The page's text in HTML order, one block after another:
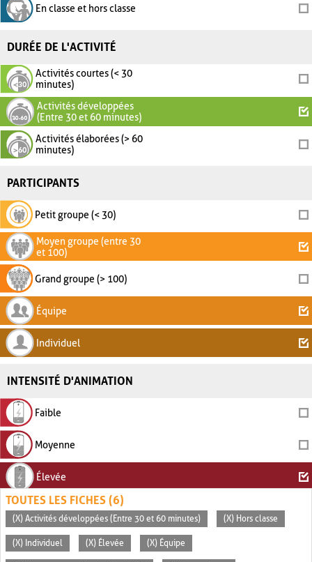
En classe et hors classe
DURÉE DE L'ACTIVITÉ
Activités courtes (< 30
minutes)
Activités développées
(Entre 30 et 60 minutes)
Activités élaborées (> 60
minutes)
PARTICIPANTS
Petit groupe (< 30)
Moyen groupe (entre 30
et 100)
Grand groupe (> 100)
Équipe
Individuel
INTENSITÉ D'ANIMATION
Faible
Moyenne
Élevée
TOUTES LES FICHES (6)
(X) Activités développées (Entre 30 et 60 minutes) (X) Hors classe
(X) Individuel (X) Élevée (X) Équipe